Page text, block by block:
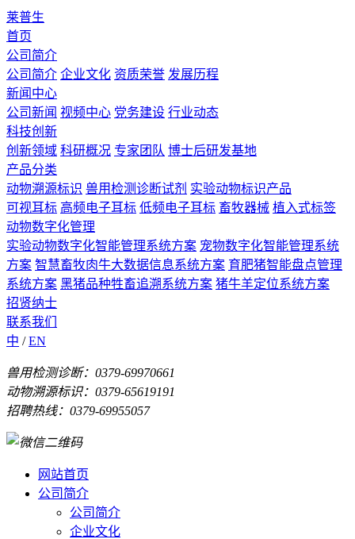
莱普生
首页
公司简介
公司简介 企业文化 资质荣誉 发展历程
新闻中心
公司新闻 视频中心 党务建设 行业动态
科技创新
创新领域 科研概况 专家团队 博士后研发基地
产品分类
动物溯源标识 兽用检测诊断试剂 实验动物标识产品
可视耳标 高频电子耳标 低频电子耳标 畜牧器械 植入式标签
动物数字化管理
实验动物数字化智能管理系统方案 宠物数字化智能管理系统
方案 智慧畜牧肉牛大数据信息系统方案 育肥猪智能盘点管理
系统方案 黑猪品种牲畜追溯系统方案 猪牛羊定位系统方案
招贤纳士
联系我们
中 /EN
兽用检测诊断：0379-69970661
动物溯源标识：0379-65619191
招聘热线：0379-69955057
网站首页
公司简介
公司简介
企业文化